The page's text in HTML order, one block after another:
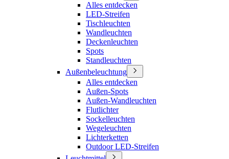
Alles entdecken
LED-Streifen
Tischleuchten
Wandleuchten
Deckenleuchten
Spots
Standleuchten
Außenbeleuchtung
Alles entdecken
Außen-Spots
Außen-Wandleuchten
Flutlichter
Sockelleuchten
Wegeleuchten
Lichterketten
Outdoor LED-Streifen